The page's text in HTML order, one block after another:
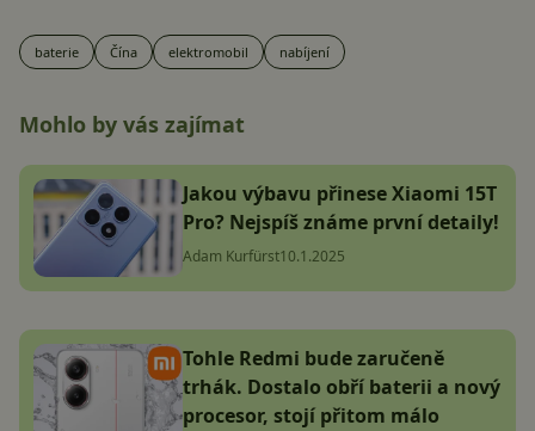
baterie Čína elektromobil nabíjení
Mohlo by vás zajímat
Jakou výbavu přinese Xiaomi 15T
Pro? Nejspíš známe první detaily!
Adam Kurfürst10.1.2025
Tohle Redmi bude zaručeně
trhák. Dostalo obří baterii a nový
procesor, stojí přitom málo